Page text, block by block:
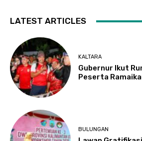
LATEST ARTICLES
KALTARA
Gubernur Ikut
Peserta
BULUNGAN